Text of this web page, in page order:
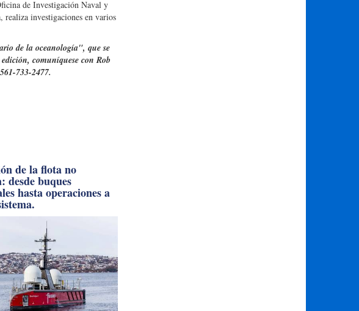
de Investigación Naval y
investigaciones en varios
de la oceanología", que se
comuníquese con Rob
733-2477.
de la flota no
desde buques
hasta operaciones a